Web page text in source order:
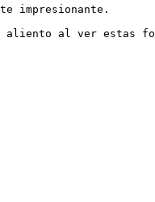
impresionante.
aliento al ver estas